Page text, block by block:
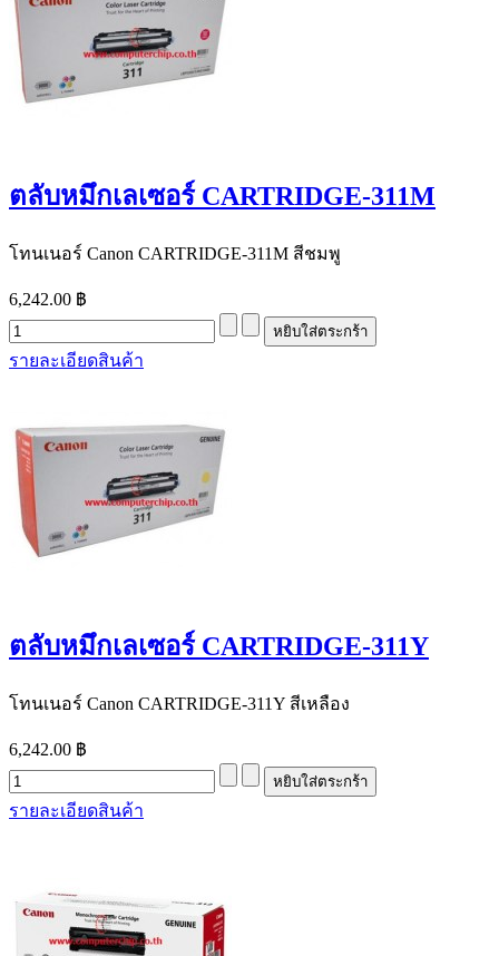
ตลับหมึกเลเซอร์ CARTRIDGE-311M
โทนเนอร์ Canon CARTRIDGE-311M สีชมพู
6,242.00 ฿
รายละเอียดสินค้า
ตลับหมึกเลเซอร์ CARTRIDGE-311Y
โทนเนอร์ Canon CARTRIDGE-311Y สีเหลือง
6,242.00 ฿
รายละเอียดสินค้า